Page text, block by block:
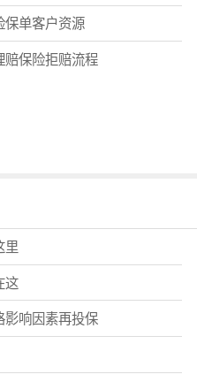
保单客户资源
赔保险拒赔流程
里
这
影响因素再投保